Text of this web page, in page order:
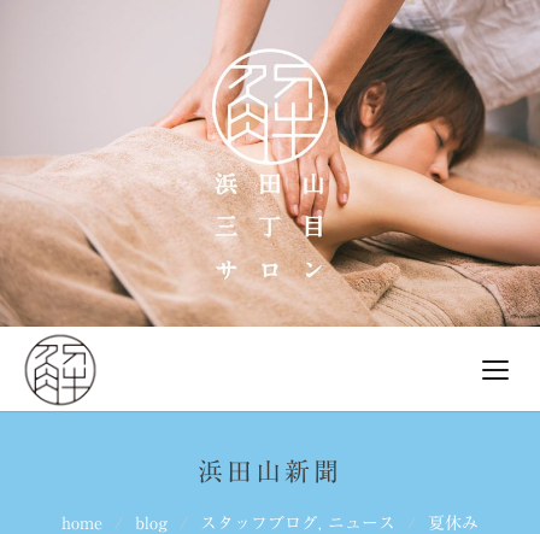
浜田山新聞
home blog スタッフブログ, ニュース 夏休み